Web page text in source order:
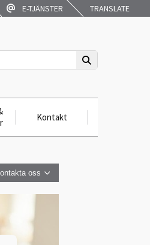
E-TJÄNSTER TRANSLATE
Kontakt
oss